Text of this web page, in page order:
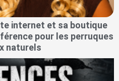
internet et sa boutique
pour les perruques
naturels